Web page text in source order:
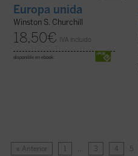
Europa unida
Winston S. Churchill
18,50€ IVA incluido
disponible en ebook:
« Anterior 1 … 3 4 5